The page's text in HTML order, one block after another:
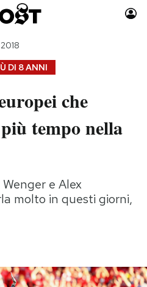
Auto
Moda
Consumismi
Media
DI 8 ANNI
che
tempo nella
e Alex
molto in questi giorni,